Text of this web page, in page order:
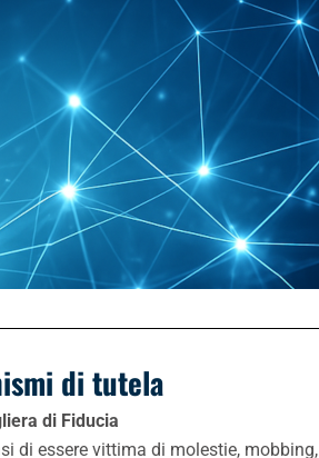
di tutela
di Fiducia
di essere vittima di molestie, mobbing,